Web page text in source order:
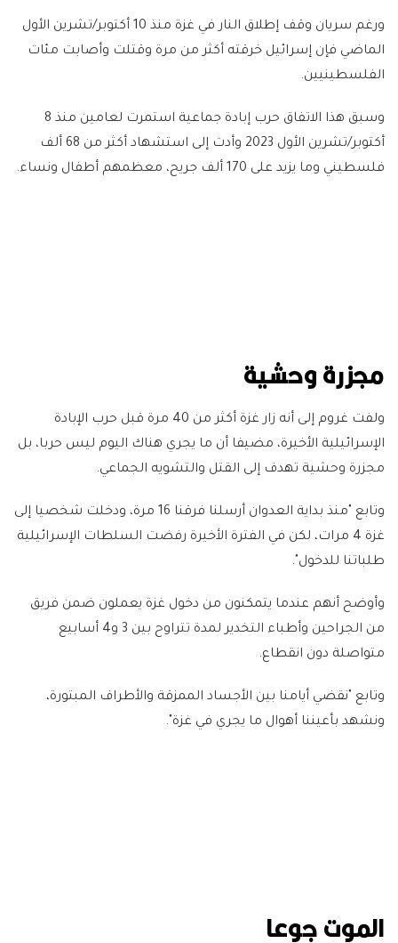
ورغم سريان وقف إطلاق النار في غزة منذ 10 أكتوبر/تشرين الأول
الماضي فإن إسرائيل خرقته أكثر من مرة وقتلت وأصابت مئات
الفلسطينيين.
وسبق هذا الاتفاق حرب إبادة جماعية استمرت لعامين منذ 8
أكتوبر/تشرين الأول 2023 وأدت إلى استشهاد أكثر من 68 ألف
فلسطيني وما يزيد على 170 ألف جريح، معظمهم أطفال ونساء.
مجزرة وحشية
ولفت غروم إلى أنه زار غزة أكثر من 40 مرة قبل حرب الإبادة
الإسرائيلية الأخيرة، مضيفا أن ما يجري هناك اليوم ليس حربا، بل
مجزرة وحشية تهدف إلى القتل والتشويه الجماعي.
وتابع "منذ بداية العدوان أرسلنا فرقنا 16 مرة، ودخلت شخصيا إلى
غزة 4 مرات، لكن في الفترة الأخيرة رفضت السلطات الإسرائيلية
طلباتنا للدخول".
وأوضح أنهم عندما يتمكنون من دخول غزة يعملون ضمن فريق
من الجراحين وأطباء التخدير لمدة تتراوح بين 3 و4 أسابيع
متواصلة دون انقطاع.
وتابع "نقضي أيامنا بين الأجساد الممزقة والأطراف المبتورة،
ونشهد بأعيننا أهوال ما يجري في غزة".
الموت جوعا